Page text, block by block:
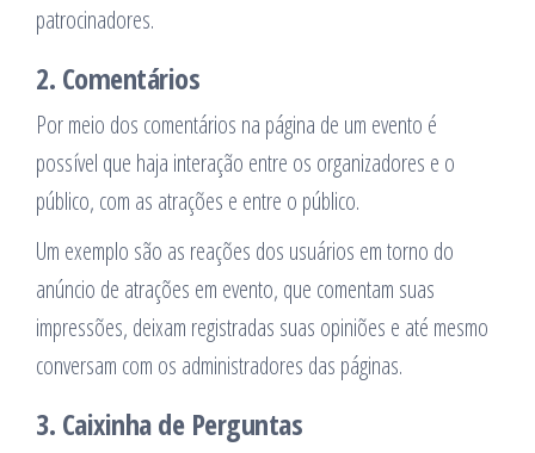
patrocinadores.
2. Comentários
Por meio dos comentários na página de um evento é
possível que haja interação entre os organizadores e o
público, com as atrações e entre o público.
Um exemplo são as reações dos usuários em torno do
anúncio de atrações em evento, que comentam suas
impressões, deixam registradas suas opiniões e até mesmo
conversam com os administradores das páginas.
3. Caixinha de Perguntas